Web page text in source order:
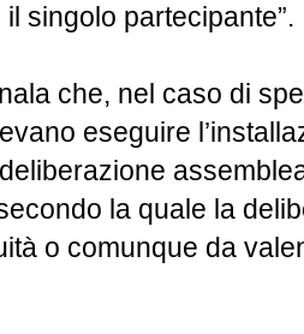
singolo partecipante”.
che, nel caso di
eseguire
la quale la
o comunque da